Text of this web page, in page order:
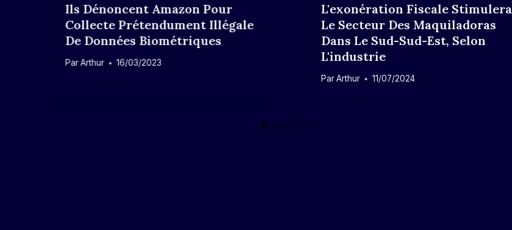
Ils Dénoncent Amazon Pour
Collecte Prétendument Illégale
De Données Biométriques
ParArthur 16/03/2023
L'exonération Fiscale Stimulera
Le Secteur Des Maquiladoras
Dans Le Sud-Sud-Est, Selon
L'industrie
Par Arthur 11/07/2024